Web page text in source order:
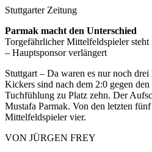
Stuttgarter Zeitung
Parmak macht den Unterschied
Torgefährlicher Mittelfeldspieler
– Hauptsponsor verlängert
Stuttgart – Da waren es nur noch
Kickers sind nach dem 2:0 gegen
Tuchfühlung zu Platz zehn. Der
Mustafa Parmak. Von den letzten
Mittelfeldspieler vier.
VON JÜRGEN FREY